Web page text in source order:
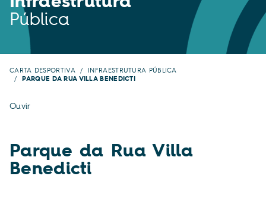
Pública
CARTA DESPORTIVA INFRAESTRUTURA PÚBLICA
PARQUE DA RUA VILLA BENEDICTI
Ouvir
Parque da Rua Villa
Benedicti